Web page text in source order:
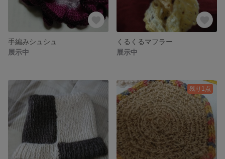
手編みシュシュ
展示中
くるくるマフラー
展示中
残り1点